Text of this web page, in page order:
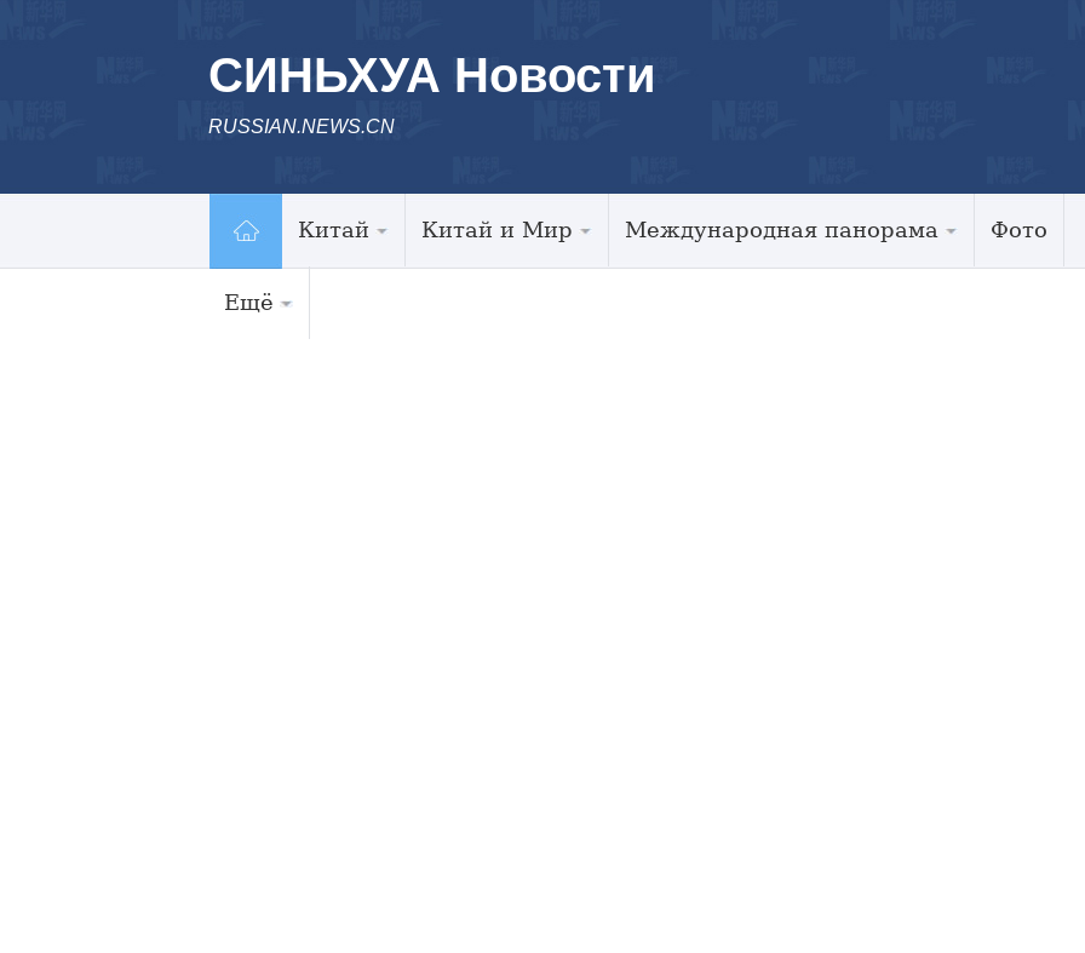
СИНЬХУА Новости
RUSSIAN.NEWS.CN
Китай Китай и Мир Международная панорама Фото
Ещё